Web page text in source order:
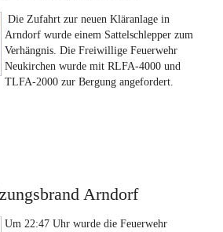
Die Zufahrt zur neuen Kläranlage in
Arndorf wurde einem Sattelschlepper zum
Verhängnis. Die Freiwillige Feuerwehr
Neukirchen wurde mit RLFA-4000 und
TLFA-2000 zur Bergung angefordert.
Arndorf
Um 22:47 Uhr wurde die Feuerwehr